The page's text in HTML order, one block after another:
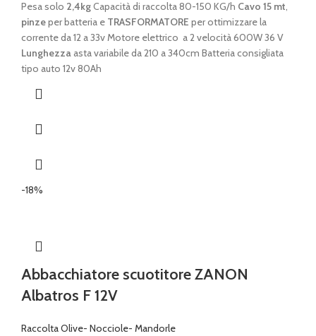
prezzo
originale
era:
€ 1.169,00.
prezzo
attuale
è:
€ 1.048,00.
Pesa solo 2,4kgCapacità di raccolta 80-150 KG/h Cavo 15 mt,
pinzeper batteria e TRASFORMATORE per ottimizzare la
corrente da 12 a 33v Motore elettrico a 2 velocità 600W 36 V
Lunghezza asta variabile da 210 a 340cm Batteria consigliata
tipo auto 12v 80Ah
-18%
Abbacchiatore scuotitore ZANON
Albatros F 12V
Raccolta Olive- Nocciole- Mandorle